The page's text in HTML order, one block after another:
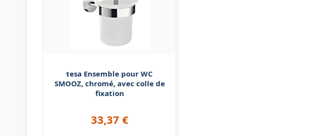
tesa Ensemble pour WC
SMOOZ, chromé, avec colle de
fixation
33,37 €